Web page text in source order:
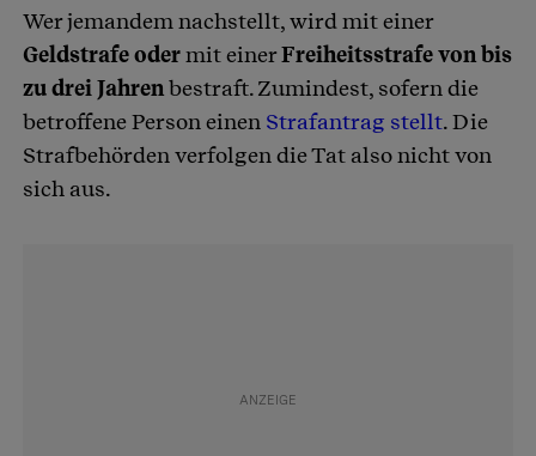
Wer jemandem nachstellt, wird mit einer
Geldstrafe odermit einerFreiheitsstrafe von bis
zu drei Jahrenbestraft. Zumindest, sofern die
betroffene Person einen Strafantrag stellt. Die
Strafbehörden verfolgen die Tat also nicht von
sich aus.